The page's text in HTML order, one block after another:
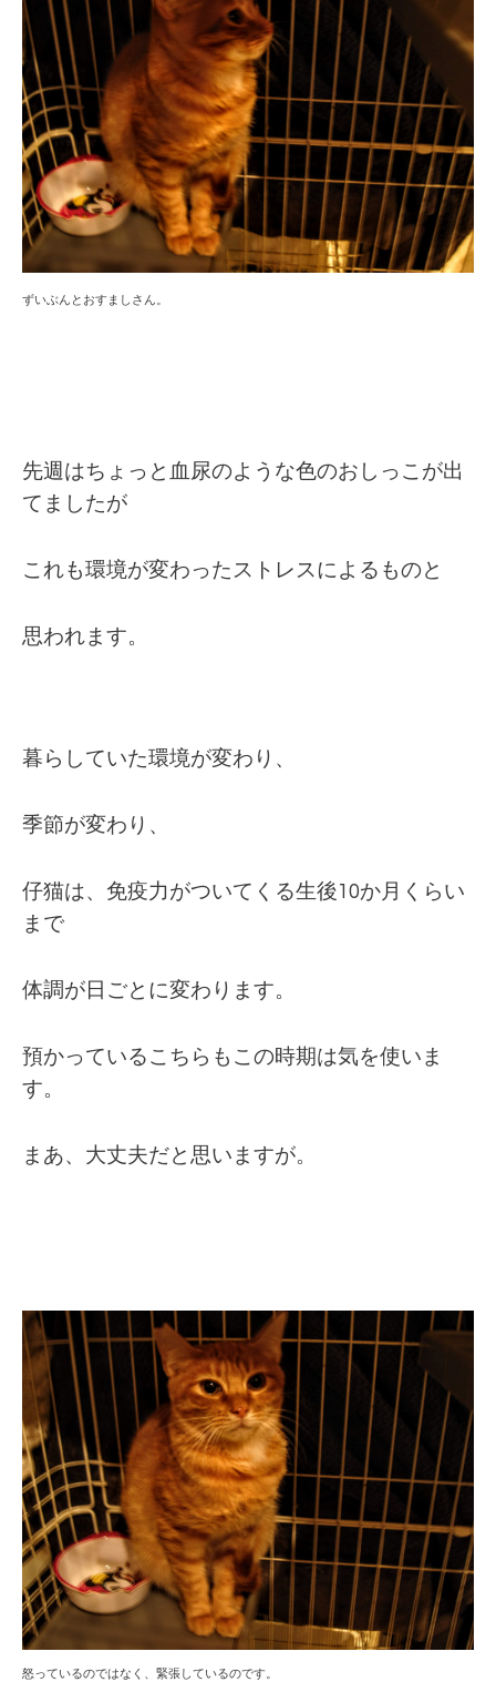
ずいぶんとおすましさん。
先週はちょっと血尿のような色のおしっこが出
てましたが
これも環境が変わったストレスによるものと
思われます。
暮らしていた環境が変わり、
季節が変わり、
仔猫は、免疫力がついてくる生後10か月くらい
まで
体調が日ごとに変わります。
預かっているこちらもこの時期は気を使いま
す。
まあ、大丈夫だと思いますが。
怒っているのではなく、緊張しているのです。